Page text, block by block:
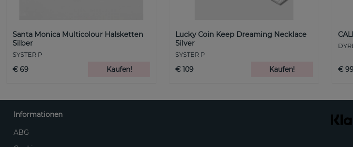
Santa Monica Multicolour Halsketten
Silber
SYSTER P
€ 69 Kaufen!
Lucky Coin Keep Dreaming Necklace
Silver
SYSTER P
€ 109 Kaufen! €
Informationen
ABG